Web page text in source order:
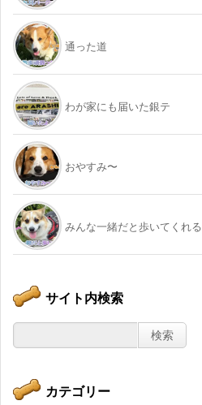
通った道
わが家にも届いた銀テ
おやすみ〜
みんな一緒だと歩いてくれる
サイト内検索
カテゴリー